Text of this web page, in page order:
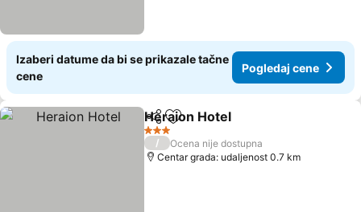
Izaberi datume da bi se prikazale tačne
cene
Pogledaj cene
Deli Dodati u favorite
Heraion Hotel
3 Zvezdice
/
Ocena nije dostupna
Centar grada: udaljenost 0.7 km